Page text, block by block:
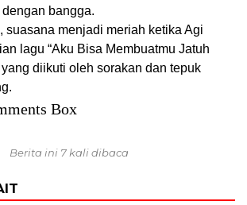
dengan bangga.
suasana menjadi meriah ketika Agi
lagu “Aku Bisa Membuatmu Jatuh
diikuti oleh sorakan dan tepuk
Box
Berita ini 7 kali dibaca